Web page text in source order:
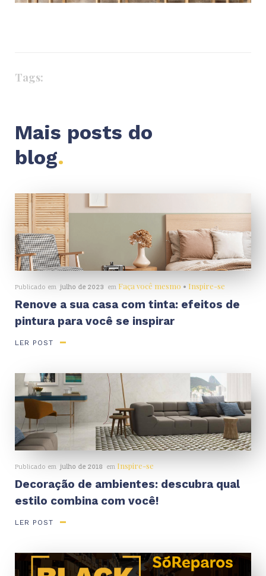
Tags:
Mais posts do
blog.
Publicado em julho de 2023 em Faça você mesmo • Inspire-se
Renove a sua casa com tinta: efeitos de
pintura para você se inspirar
LER POST
Publicado em julho de 2018 em Inspire-se
Decoração de ambientes: descubra qual
estilo combina com você!
LER POST